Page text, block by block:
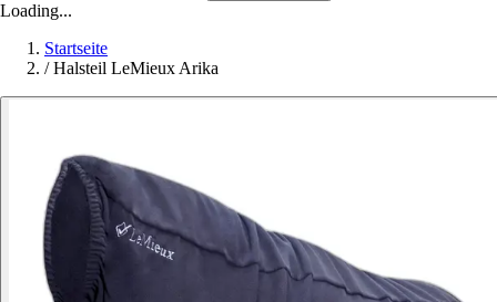
Loading...
Startseite
/ Halsteil LeMieux Arika